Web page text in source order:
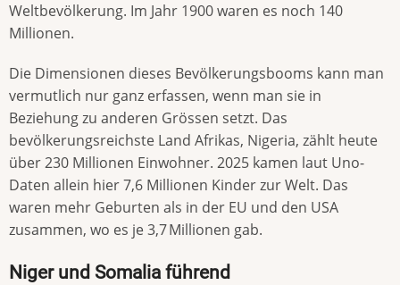
Weltbevölkerung. Im Jahr 1900 waren es noch 140
Millionen.
Die Dimensionen dieses Bevölkerungsbooms kann man
vermutlich nur ganz erfassen, wenn man sie in
Beziehung zu anderen Grössen setzt. Das
bevölkerungsreichste Land Afrikas, Nigeria, zählt heute
über 230 Millionen Einwohner. 2025 kamen laut Uno-
Daten allein hier 7,6 Millionen Kinder zur Welt. Das
waren mehr Geburten als in der EU und den USA
zusammen, wo es je 3,7 Millionen gab.
Niger und Somalia führend